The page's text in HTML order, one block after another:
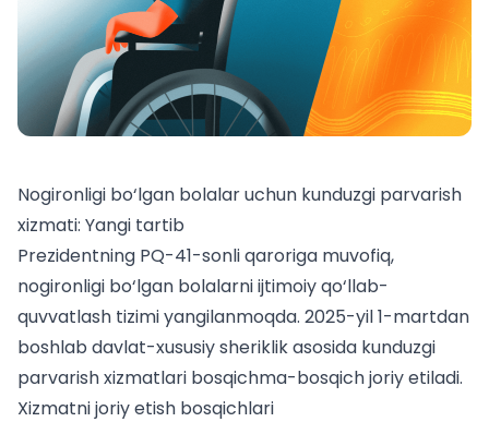
Nogironligi bo‘lgan bolalar uchun kunduzgi parvarish
xizmati: Yangi tartib
Prezidentning PQ-41-sonli qaroriga muvofiq,
nogironligi bo‘lgan bolalarni ijtimoiy qo‘llab-
quvvatlash tizimi yangilanmoqda. 2025-yil 1-martdan
boshlab davlat-xususiy sheriklik asosida kunduzgi
parvarish xizmatlari bosqichma-bosqich joriy etiladi.
Xizmatni joriy etish bosqichlari